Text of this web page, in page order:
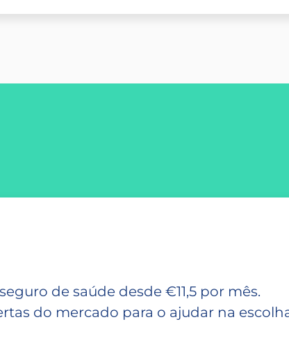
de saúde desde €11,5 por mês.
do mercado para o ajudar na